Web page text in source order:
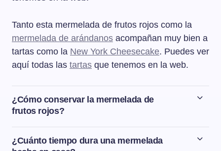
Tanto esta mermelada de frutos rojos como la
mermelada de arándanos acompañan muy bien a
tartas como la New York Cheesecake. Puedes ver
aquí todas las tartas que tenemos en la web.
¿Cómo conservar la mermelada de
frutos rojos?
Para conservar la mermelada, la metemos aún caliente
en un tarro de cristal esterilizado, tanto el tarro como la
¿Cuánto tiempo dura una mermelada